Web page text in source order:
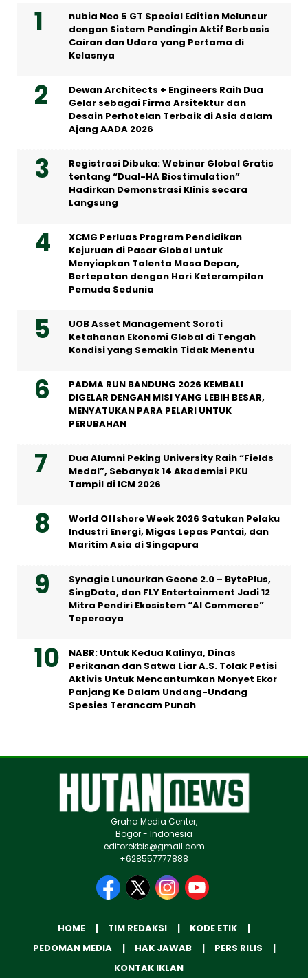
nubia Neo 5 GT Special Edition Meluncur
dengan Sistem Pendingin Aktif Berbasis
Cairan dan Udara yang Pertama di
Kelasnya
Dewan Architects + Engineers Raih Dua
Gelar sebagai Firma Arsitektur dan
Desain Perhotelan Terbaik di Asia dalam
Ajang AADA 2026
Registrasi Dibuka: Webinar Global Gratis
tentang “Dual-HA Biostimulation”
Hadirkan Demonstrasi Klinis secara
Langsung
XCMG Perluas Program Pendidikan
Kejuruan di Pasar Global untuk
Menyiapkan Talenta Masa Depan,
Bertepatan dengan Hari Keterampilan
Pemuda Sedunia
UOB Asset Management Soroti
Ketahanan Ekonomi Global di Tengah
Kondisi yang Semakin Tidak Menentu
PADMA RUN BANDUNG 2026 KEMBALI
DIGELAR DENGAN MISI YANG LEBIH BESAR,
MENYATUKAN PARA PELARI UNTUK
PERUBAHAN
Dua Alumni Peking University Raih “Fields
Medal”, Sebanyak 14 Akademisi PKU
Tampil di ICM 2026
World Offshore Week 2026 Satukan Pelaku
Industri Energi, Migas Lepas Pantai, dan
Maritim Asia di Singapura
Synagie Luncurkan Geene 2.0 – BytePlus,
SingData, dan FLY Entertainment Jadi 12
Mitra Pendiri Ekosistem “AI Commerce”
Tepercaya
NABR: Untuk Kedua Kalinya, Dinas
Perikanan dan Satwa Liar A.S. Tolak Petisi
Aktivis Untuk Mencantumkan Monyet Ekor
Panjang Ke Dalam Undang-Undang
Spesies Terancam Punah
Graha Media Center,
Bogor - Indonesia
editorekbis@gmail.com
+628557777888
HOME TIM REDAKSI
KODE ETIK
PEDOMAN MEDIA
HAK JAWAB
PERS RILIS
KONTAK IKLAN